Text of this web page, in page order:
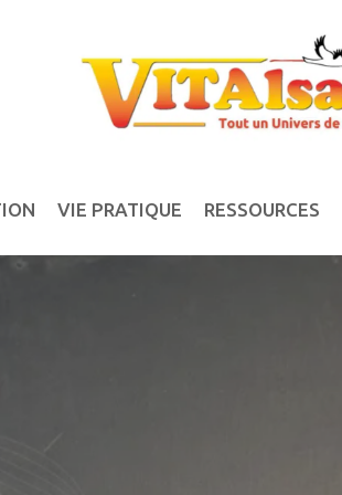
VIE PRATIQUE RESSOURCES